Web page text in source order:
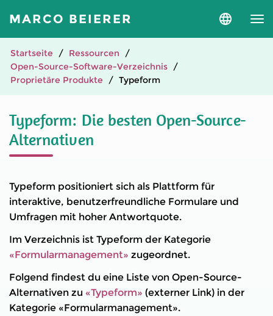
MARCO BEIERER
Sprache
Startseite
Ressourcen
Open-Source-Software-Verzeichnis
Proprietäre Produkte
Typeform
Typeform: Die besten Open-Source-
Alternativen
Typeform positioniert sich als Plattform für
interaktive, benutzerfreundliche Formulare und
Umfragen mit hoher Antwortquote.
Im Verzeichnis ist Typeform der Kategorie
«Formularmanagement» zugeordnet.
Folgend findest du eine Liste von Open-Source-
Alternativen zu «Typeform» (externer Link) in der
Kategorie «Formularmanagement».